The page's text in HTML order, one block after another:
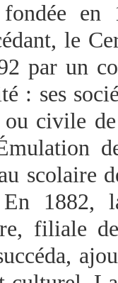
le
par un
: ses
civile
scolaire
1882,
filiale